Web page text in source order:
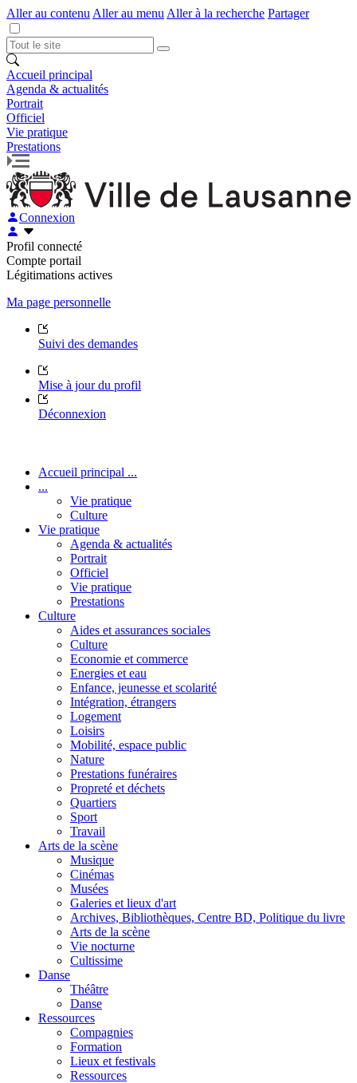
Aller au contenu Aller au menu Aller à la recherche Partager
Accueil principal
Agenda & actualités
Portrait
Officiel
Vie pratique
Prestations
Connexion
Profil connecté
Compte portail
Légitimations actives
Ma page personnelle
Suivi des demandes
Mise à jour du profil
Déconnexion
Accueil principal ...
...
Vie pratique
Culture
Vie pratique
Agenda & actualités
Portrait
Officiel
Vie pratique
Prestations
Culture
Aides et assurances sociales
Culture
Economie et commerce
Energies et eau
Enfance, jeunesse et scolarité
Intégration, étrangers
Logement
Loisirs
Mobilité, espace public
Nature
Prestations funéraires
Propreté et déchets
Quartiers
Sport
Travail
Arts de la scène
Musique
Cinémas
Musées
Galeries et lieux d'art
Archives, Bibliothèques, Centre BD, Politique du livre
Arts de la scène
Vie nocturne
Cultissime
Danse
Théâtre
Danse
Ressources
Compagnies
Formation
Lieux et festivals
Ressources